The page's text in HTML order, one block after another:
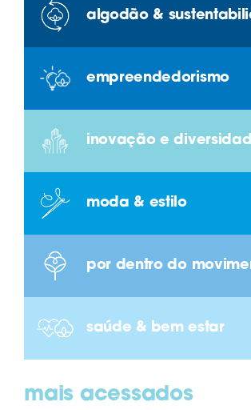
algodão &
empreendedorismo
inovação e
moda & estilo
por dentro do
saúde & bem estar
mais acessados